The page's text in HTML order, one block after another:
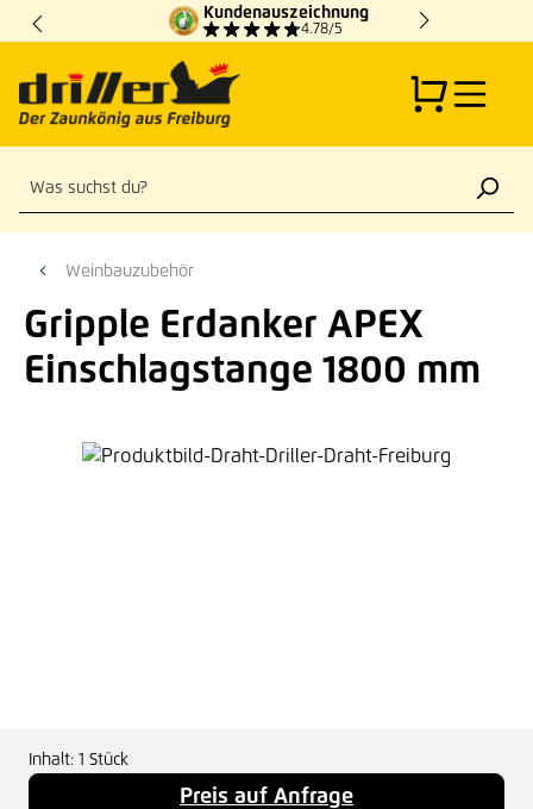
Zum Hauptinhalt springen
Kundenauszeichnung
4.78/5
Weinbauzubehör
Gripple Erdanker APEX
Einschlagstange 1800 mm
Bildergalerie überspringen
Inhalt: 1 Stück
Preis auf Anfrage